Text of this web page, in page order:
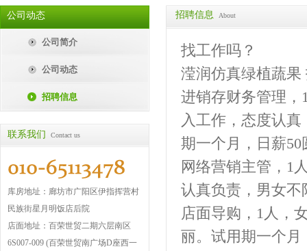
公司动态
公司简介
公司动态
招聘信息
联系我们 Contact us
库房地址：廊坊市广阳区伊指挥营村
民族街星月明饭店后院
店面地址：百荣世贸二期六层南区
6S007-009 (百荣世贸南广场D座西一
招聘信息 About
找工作吗？
滢润仿真绿植蔬果
进销存财务管理，
入工作，态度认
期一个月，日薪50
网络营销主管，1
认真负责，男女不
店面导购，1人，
丽。试用期一个月